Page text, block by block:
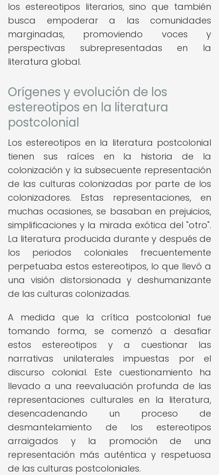
los estereotipos literarios, sino que también
busca empoderar a las comunidades
marginadas, promoviendo voces y
perspectivas subrepresentadas en la
literatura global.
Orígenes y evolución de los
estereotipos en la literatura
postcolonial
Los estereotipos en la literatura postcolonial
tienen sus raíces en la historia de la
colonización y la subsecuente representación
de las culturas colonizadas por parte de los
colonizadores. Estas representaciones, en
muchas ocasiones, se basaban en prejuicios,
simplificaciones y la mirada exótica del "otro".
La literatura producida durante y después de
los periodos coloniales frecuentemente
perpetuaba estos estereotipos, lo que llevó a
una visión distorsionada y deshumanizante
de las culturas colonizadas.
A medida que la crítica postcolonial fue
tomando forma, se comenzó a desafiar
estos estereotipos y a cuestionar las
narrativas unilaterales impuestas por el
discurso colonial. Este cuestionamiento ha
llevado a una reevaluación profunda de las
representaciones culturales en la literatura,
desencadenando un proceso de
desmantelamiento de los estereotipos
arraigados y la promoción de una
representación más auténtica y respetuosa
de las culturas postcoloniales.